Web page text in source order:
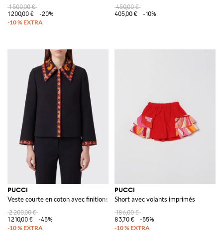
1 500,00 €
1 200,00 €
-20%
450,00 €
405,00 €
-10%
PUCCI
Veste courte en coton avec finitions contrastantes et fermeture dissimulée
2 200,00 €
1 210,00 €
-45%
PUCCI
Short avec volants imprimés
186,00 €
83,70 €
-55%